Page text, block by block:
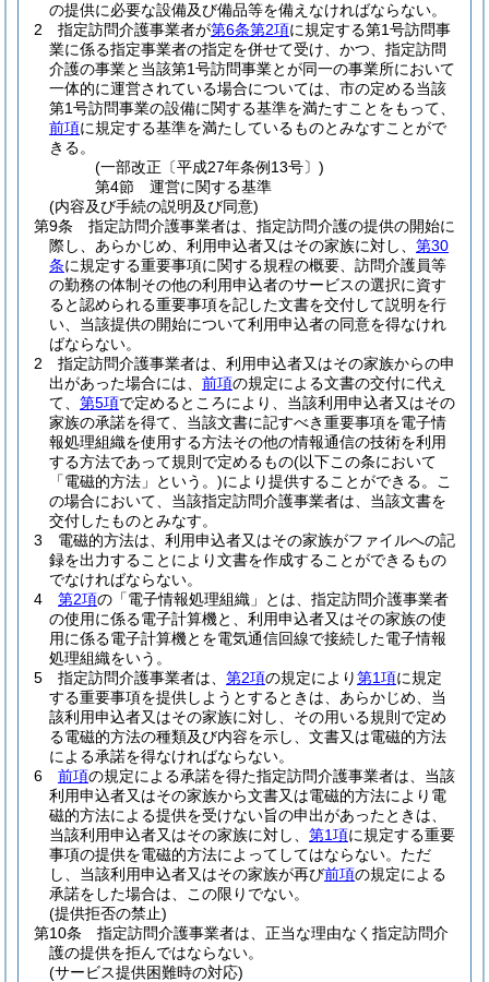
の提供に必要な設備及び備品等を備えなければならない。
2
指定訪問介護事業者が第6条第2項に規定する第1号訪問事
業に係る指定事業者の指定を併せて受け、かつ、指定訪問
介護の事業と当該第1号訪問事業とが同一の事業所において
一体的に運営されている場合については、市の定める当該
第1号訪問事業の設備に関する基準を満たすことをもって、
前項に規定する基準を満たしているものとみなすことがで
きる。
(一部改正〔平成27年条例13号〕)
第4節
運営に関する基準
(内容及び手続の説明及び同意)
第9条
指定訪問介護事業者は、指定訪問介護の提供の開始に
際し、あらかじめ、利用申込者又はその家族に対し、 第30
条に規定する重要事項に関する規程の概要、訪問介護員等
の勤務の体制その他の利用申込者のサービスの選択に資す
ると認められる重要事項を記した文書を交付して説明を行
い、当該提供の開始について利用申込者の同意を得なけれ
ばならない。
2
指定訪問介護事業者は、利用申込者又はその家族からの申
出があった場合には、 前項の規定による文書の交付に代え
て、 第5項で定めるところにより、当該利用申込者又はその
家族の承諾を得て、当該文書に記すべき重要事項を電子情
報処理組織を使用する方法その他の情報通信の技術を利用
する方法であって規則で定めるもの(以下この条において
「電磁的方法」という。)により提供することができる。
こ
の場合において、当該指定訪問介護事業者は、当該文書を
交付したものとみなす。
3
電磁的方法は、利用申込者又はその家族がファイルへの記
録を出力することにより文書を作成することができるもの
でなければならない。
4
第2項の「電子情報処理組織」とは、指定訪問介護事業者
の使用に係る電子計算機と、利用申込者又はその家族の使
用に係る電子計算機とを電気通信回線で接続した電子情報
処理組織をいう。
5
指定訪問介護事業者は、 第2項の規定により第1項に規定
する重要事項を提供しようとするときは、あらかじめ、当
該利用申込者又はその家族に対し、その用いる規則で定め
る電磁的方法の種類及び内容を示し、文書又は電磁的方法
による承諾を得なければならない。
6
前項の規定による承諾を得た指定訪問介護事業者は、当該
利用申込者又はその家族から文書又は電磁的方法により電
磁的方法による提供を受けない旨の申出があったときは、
当該利用申込者又はその家族に対し、 第1項に規定する重要
事項の提供を電磁的方法によってしてはならない。 ただ
し、当該利用申込者又はその家族が再び前項の規定による
承諾をした場合は、この限りでない。
(提供拒否の禁止)
第10条
指定訪問介護事業者は、正当な理由なく指定訪問介
護の提供を拒んではならない。
(サービス提供困難時の対応)